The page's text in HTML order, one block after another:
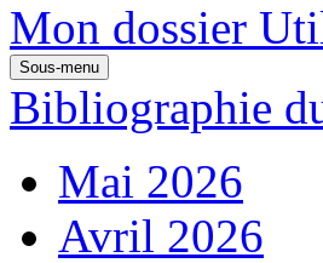
Mon dossier
Sous-menu
Bibliographie
Mai 2026
Avril 2026